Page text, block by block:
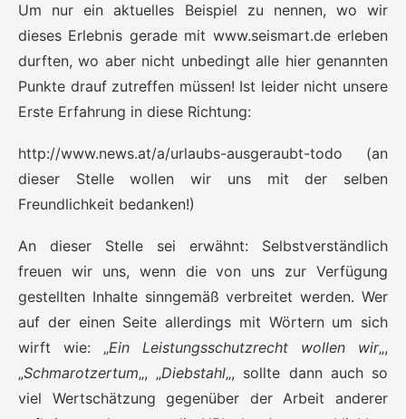
Um nur ein aktuelles Beispiel zu nennen, wo wir
dieses Erlebnis gerade mit www.seismart.de erleben
durften, wo aber nicht unbedingt alle hier genannten
Punkte drauf zutreffen müssen! Ist leider nicht unsere
Erste Erfahrung in diese Richtung:
http://www.news.at/a/urlaubs-ausgeraubt-todo (an
dieser Stelle wollen wir uns mit der selben
Freundlichkeit bedanken!)
An dieser Stelle sei erwähnt: Selbstverständlich
freuen wir uns, wenn die von uns zur Verfügung
gestellten Inhalte sinngemäß verbreitet werden. Wer
auf der einen Seite allerdings mit Wörtern um sich
wirft wie: „Ein Leistungsschutzrecht wollen wir„,
„Schmarotzertum„, „Diebstahl„, sollte dann auch so
viel Wertschätzung gegenüber der Arbeit anderer